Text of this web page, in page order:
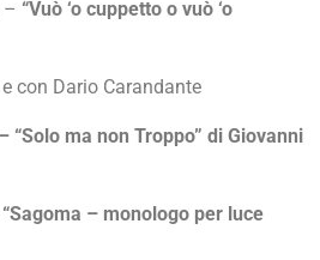
– “Vuò ‘o cuppetto o vuò ‘o
con Dario Carandante
– “Solo ma non Troppo” di Giovanni
– monologo per luce